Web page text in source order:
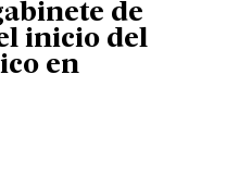
de
inicio del
en